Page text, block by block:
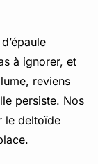
à ignorer, et
reviens
persiste. Nos
le deltoïde